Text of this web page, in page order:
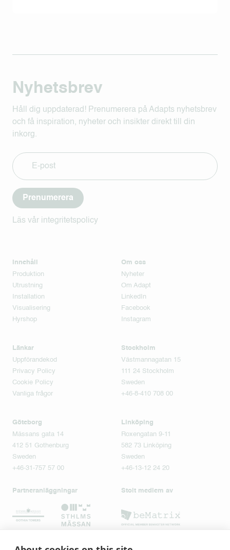
Nyhetsbrev
Håll dig uppdaterad! Prenumerera på Adapts nyhetsbrev
och få inspiration, nyheter och insikter direkt till din
inkorg.
Prenumerera
Läs vår integritetspolicy
Innehåll
Produktion
Utrustning
Installation
Visualisering
Hyrshop
Om oss
Nyheter
Om Adapt
LinkedIn
Facebook
Instagram
Länkar
Uppförandekod
Privacy Policy
Cookie Policy
Vanliga frågor
Stockholm
Västmannagatan 15
111 24 Stockholm
Sweden
+46-8-410 708 00
Göteborg
Mässans gata 14
412 51 Gothenburg
Sweden
+46-31-757 57 00
Linköping
Roxengatan 9-11
582 73 Linköping
Sweden
+46-13-12 24 20
Partneranläggningar Stolt medlem av